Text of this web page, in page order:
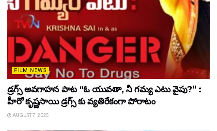
FILM NEWS
డ్రగ్స్ అవగాహన పాట “ఓ యువతా, నీ గమ్య ఎటు వైపు?” :
హీరో కృష్ణసాయి డ్రగ్స్ కు వ్యతిరేకంగా పోరాటం
AUGUST 7, 2025